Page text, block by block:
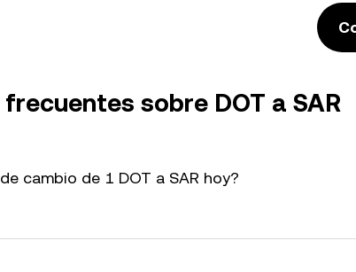
sobre DOT a SAR
cambio de 1 DOT a SAR hoy?